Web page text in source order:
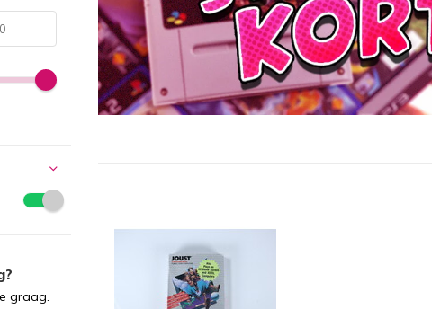
graag.